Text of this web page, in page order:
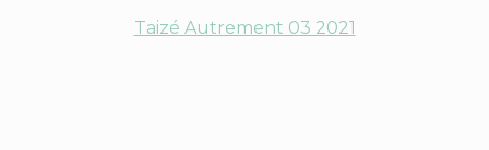
Taizé Autrement 03 2021